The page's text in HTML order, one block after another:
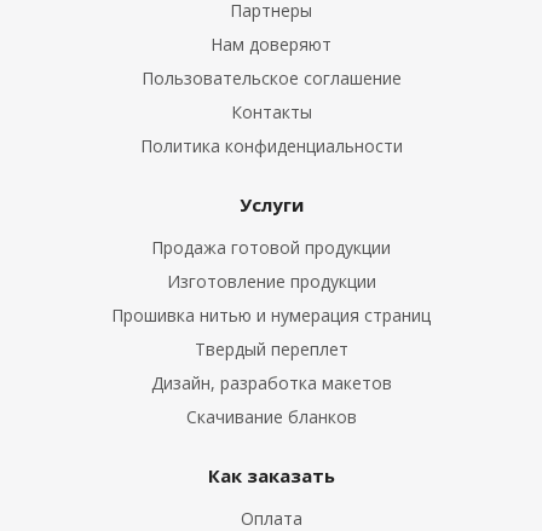
Партнеры
Нам доверяют
Пользовательское соглашение
Контакты
Политика конфиденциальности
Услуги
Продажа готовой продукции
Изготовление продукции
Прошивка нитью и нумерация страниц
Твердый переплет
Дизайн, разработка макетов
Скачивание бланков
Как заказать
Оплата